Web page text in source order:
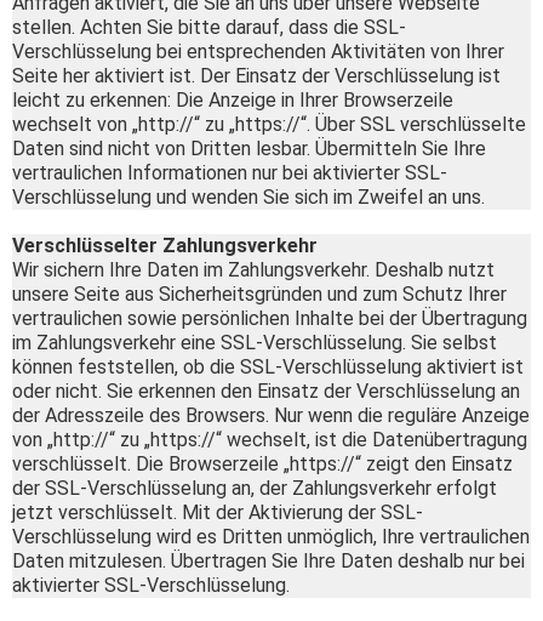
stellen. Achten Sie bitte darauf, dass die SSL-
Verschlüsselung bei entsprechenden Aktivitäten von Ihrer
Seite her aktiviert ist. Der Einsatz der Verschlüsselung ist
leicht zu erkennen: Die Anzeige in Ihrer Browserzeile
wechselt von „http://“ zu „https://“. Über SSL verschlüsselte
Daten sind nicht von Dritten lesbar. Übermitteln Sie Ihre
vertraulichen Informationen nur bei aktivierter SSL-
Verschlüsselung und wenden Sie sich im Zweifel an uns.
Verschlüsselter Zahlungsverkehr
Wir sichern Ihre Daten im Zahlungsverkehr. Deshalb nutzt
unsere Seite aus Sicherheitsgründen und zum Schutz Ihrer
vertraulichen sowie persönlichen Inhalte bei der Übertragung
im Zahlungsverkehr eine SSL-Verschlüsselung. Sie selbst
können feststellen, ob die SSL-Verschlüsselung aktiviert ist
oder nicht. Sie erkennen den Einsatz der Verschlüsselung an
der Adresszeile des Browsers. Nur wenn die reguläre Anzeige
von „http://“ zu „https://“ wechselt, ist die Datenübertragung
verschlüsselt. Die Browserzeile „https://“ zeigt den Einsatz
der SSL-Verschlüsselung an, der Zahlungsverkehr erfolgt
jetzt verschlüsselt. Mit der Aktivierung der SSL-
Verschlüsselung wird es Dritten unmöglich, Ihre vertraulichen
Daten mitzulesen. Übertragen Sie Ihre Daten deshalb nur bei
aktivierter SSL-Verschlüsselung.